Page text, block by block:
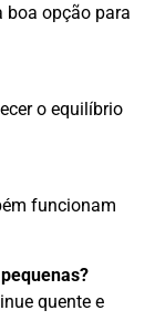
boa opção para
o equilíbrio
funcionam
quente e